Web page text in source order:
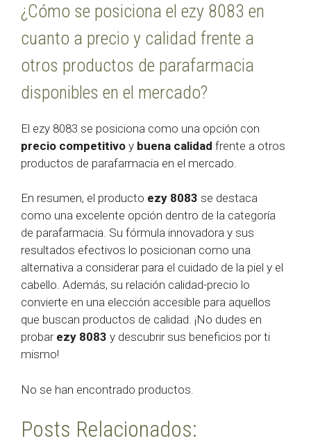
¿Cómo se posiciona el ezy 8083 en
cuanto a precio y calidad frente a
otros productos de parafarmacia
disponibles en el mercado?
El ezy 8083 se posiciona como una opción con
precio competitivo y buena calidad frente a otros
productos de parafarmacia en el mercado.
En resumen, el producto ezy 8083 se destaca
como una excelente opción dentro de la categoría
de parafarmacia. Su fórmula innovadora y sus
resultados efectivos lo posicionan como una
alternativa a considerar para el cuidado de la piel y el
cabello. Además, su relación calidad-precio lo
convierte en una elección accesible para aquellos
que buscan productos de calidad. ¡No dudes en
probar ezy 8083 y descubrir sus beneficios por ti
mismo!
No se han encontrado productos.
Posts Relacionados: